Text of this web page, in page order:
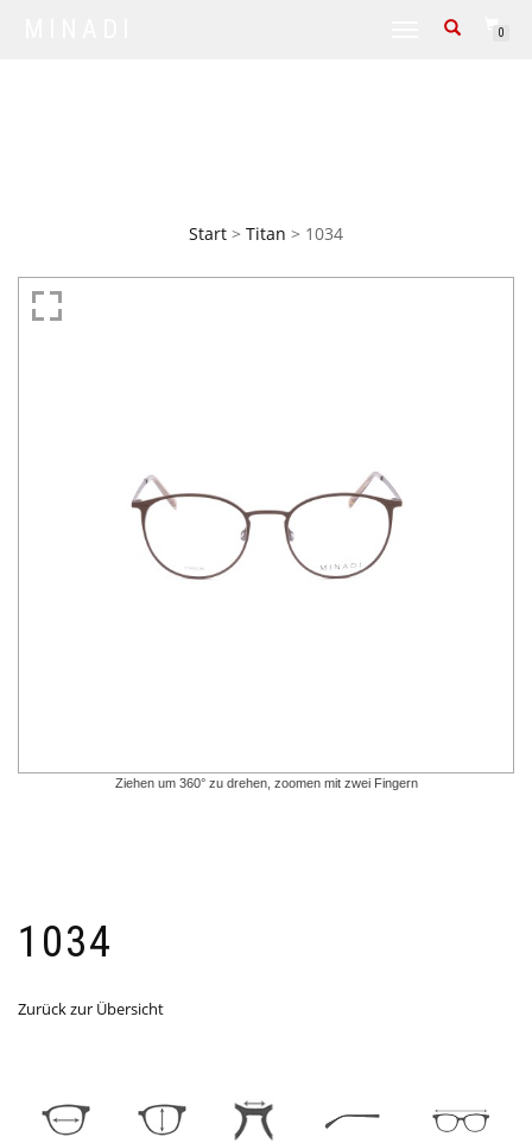
TOGGLE NAVIGATION0
Start > Titan > 1034
Ziehen um 360° zu drehen, zoomen mit zwei Fingern
1034
Zurück zur Übersicht